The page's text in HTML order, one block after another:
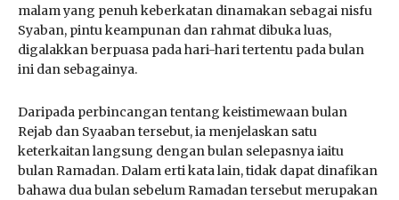
malam yang penuh keberkatan dinamakan sebagai nisfu
Syaban, pintu keampunan dan rahmat dibuka luas,
digalakkan berpuasa pada hari-hari tertentu pada bulan
ini dan sebagainya.
Daripada perbincangan tentang keistimewaan bulan
Rejab dan Syaaban tersebut, ia menjelaskan satu
keterkaitan langsung dengan bulan selepasnya iaitu
bulan Ramadan. Dalam erti kata lain, tidak dapat dinafikan
bahawa dua bulan sebelum Ramadan tersebut merupakan